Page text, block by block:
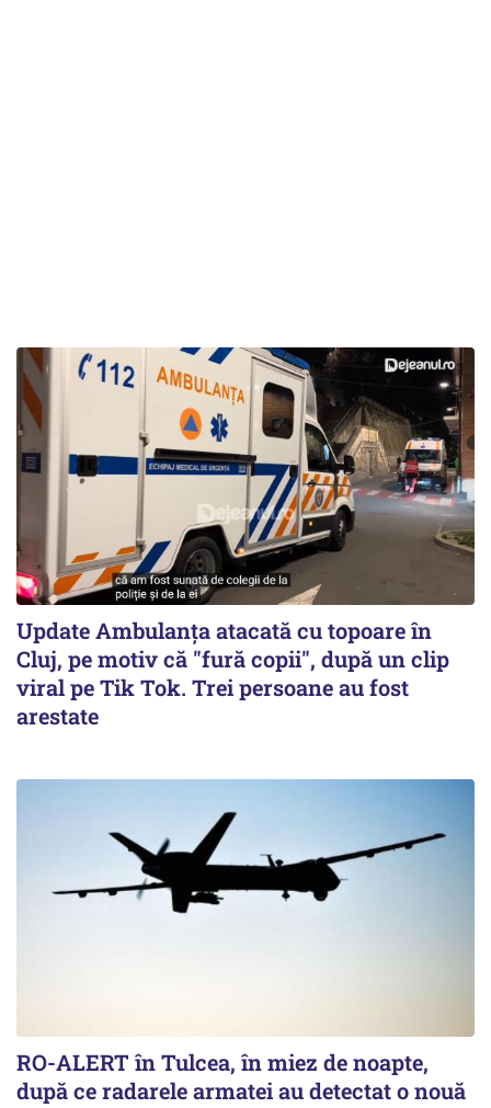
Update Ambulanța atacată cu topoare în
Cluj, pe motiv că "fură copii", după un clip
viral pe Tik Tok. Trei persoane au fost
arestate
RO-ALERT în Tulcea, în miez de noapte,
după ce radarele armatei au detectat o nouă